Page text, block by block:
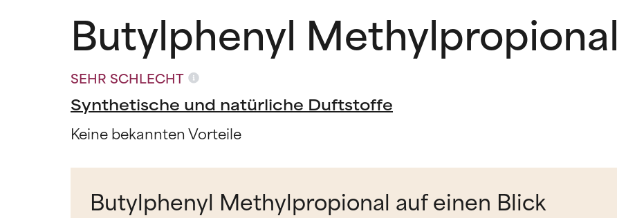
Butylphenyl Methylpropional
SEHR SCHLECHT
Synthetische und natürliche Duftstoffe
Keine bekannten Vorteile
Butylphenyl Methylpropional auf einen Blick